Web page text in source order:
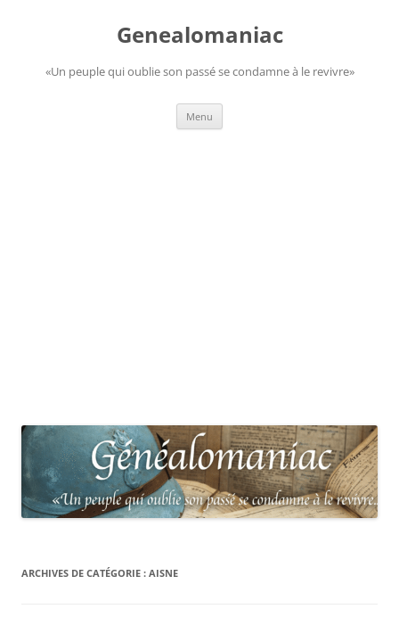
Genealomaniac
«Un peuple qui oublie son passé se condamne à le revivre»
Menu
ARCHIVES DE CATÉGORIE : AISNE